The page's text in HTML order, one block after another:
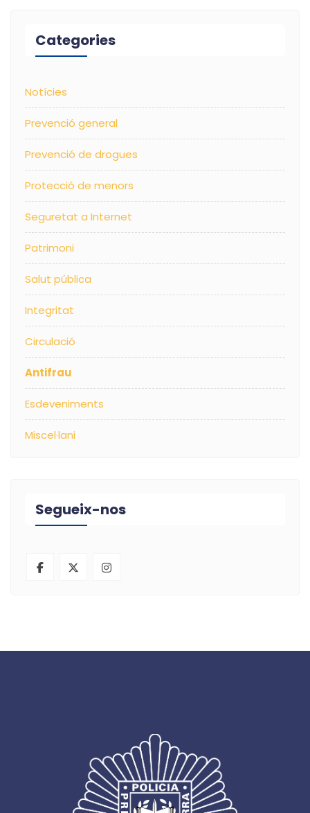
Categories
Notícies
Prevenció general
Prevenció de drogues
Protecció de menors
Seguretat a Internet
Patrimoni
Salut pública
Integritat
Circulació
Antifrau
Esdeveniments
Miscel·lani
Segueix-nos